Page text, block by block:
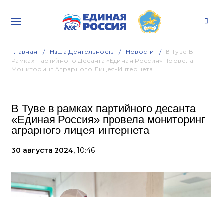
Главная Наша Деятельность Новости
В Туве В
Рамках Партийного Десанта «Единая Россия» Провела
Мониторинг Аграрного Лицея-Интернета
В Туве в рамках партийного десанта
«Единая Россия» провела мониторинг
аграрного лицея-интернета
30 августа 2024, 10:46